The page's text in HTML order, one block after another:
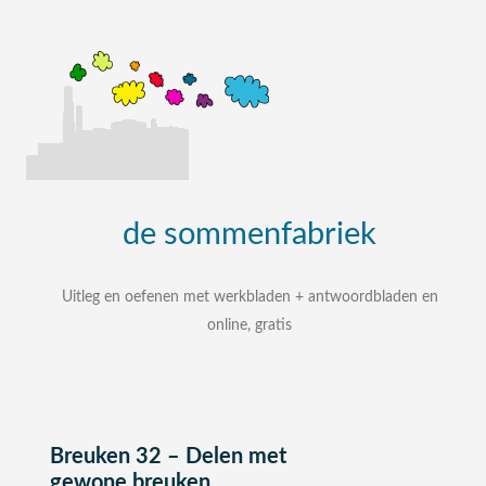
de sommenfabriek
Uitleg en oefenen met werkbladen + antwoordbladen en
online, gratis
Breuken 32 – Delen met